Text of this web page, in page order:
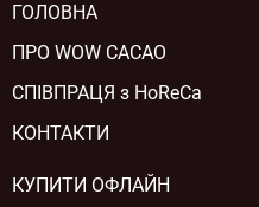
ГОЛОВНА
ПРО WOW CACAO
СПІВПРАЦЯ з HoReCa
КОНТАКТИ
КУПИТИ ОФЛАЙН